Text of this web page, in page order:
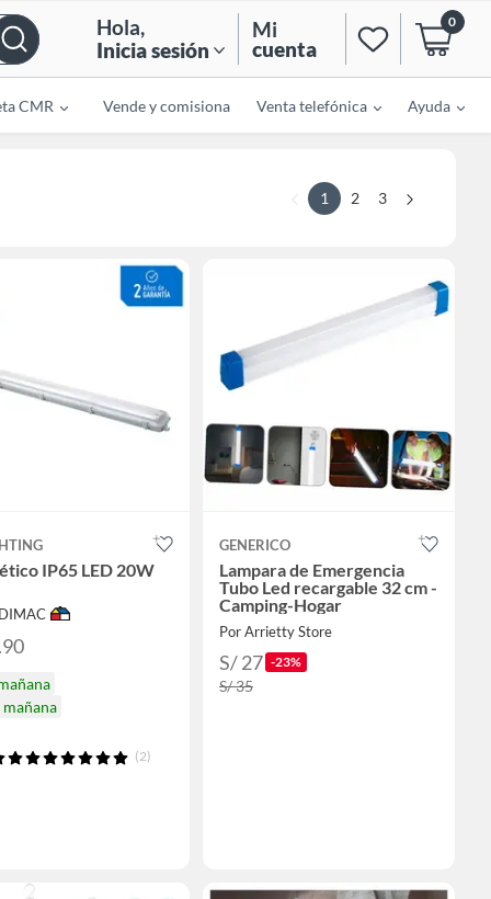
Hola,
Inicia sesión
Mi
cuenta
0
CMR Vende y comisiona Venta telefónica Ayuda
1 2 3
IP65 LED 20W
(2)
GENERICO
Lampara de Emergencia
Tubo Led recargable 32 cm -
Camping-Hogar
Por Arrietty Store
S/ 27 -23%
S/ 35